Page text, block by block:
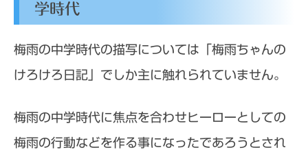
学時代
梅雨の中学時代の描写については「梅雨ちゃんの
けろけろ日記」でしか主に触れられていません。
梅雨の中学時代に焦点を合わせヒーローとしての
梅雨の行動などを作る事になったであろうとされ